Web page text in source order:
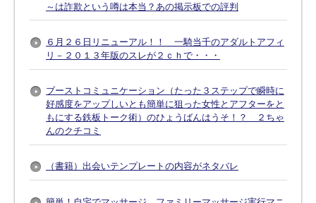
～は詐欺という噂は本当？あの掲示板での評判
６月２６日リニューアル！！ 一騎当千のアダルトアフィ
リ－２０１３年版のスレが２ｃｈで・・・
ブーストコミュニケーション（たった３ステップで瞬時に
好感度をアップしいとも簡単に狙った女性とアフターをと
もにする鉄板トーク術）のひょうばんはうそ！？ ２ちゃ
んのクチコミ
（書籍）出会いテンプレートの内容がネタバレ